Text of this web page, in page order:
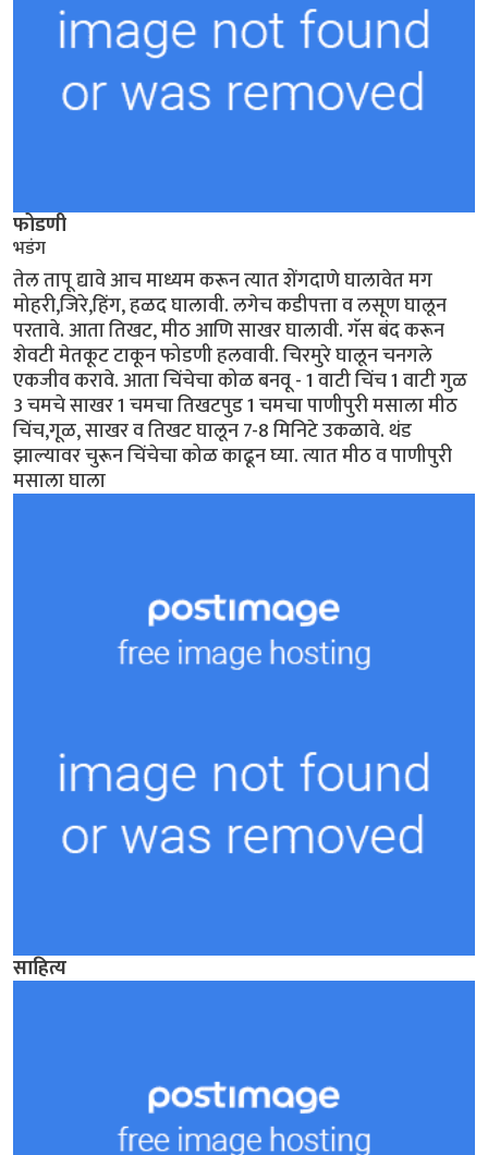
फोडणी
भडंग
तेल तापू द्यावे आच माध्यम करून त्यात शेंगदाणे घालावेत मग
मोहरी,जिरे,हिंग, हळद घालावी. लगेच कडीपत्ता व लसूण घालून
परतावे. आता तिखट, मीठ आणि साखर घालावी. गॅस बंद करून
शेवटी मेतकूट टाकून फोडणी हलवावी. चिरमुरे घालून चनगले
एकजीव करावे. आता चिंचेचा कोळ बनवू - 1 वाटी चिंच 1 वाटी गुळ
3 चमचे साखर 1 चमचा तिखटपुड 1 चमचा पाणीपुरी मसाला मीठ
चिंच,गूळ, साखर व तिखट घालून 7-8 मिनिटे उकळावे. थंड
झाल्यावर चुरून चिंचेचा कोळ काढून घ्या. त्यात मीठ व पाणीपुरी
मसाला घाला
साहित्य